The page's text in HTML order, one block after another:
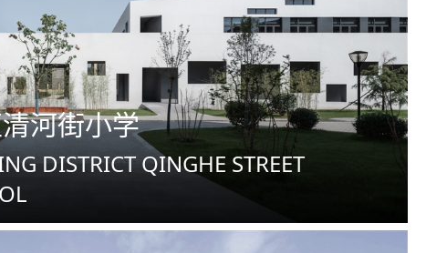
河街小学
DISTRICT QINGHE STREET